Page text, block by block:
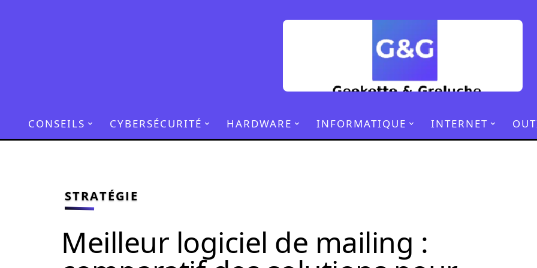
CONSEILS CYBERSÉCURITÉ HARDWARE INFORMATIQUE INTERNET
STRATÉGIE
Meilleur logiciel de mailing :